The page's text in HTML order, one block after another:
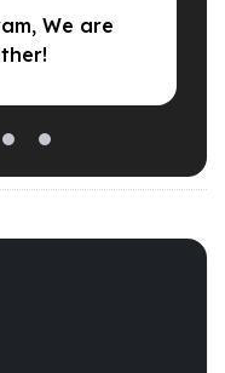
We are